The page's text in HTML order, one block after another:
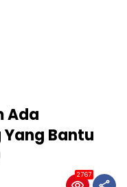
Ada
Bantu
2767